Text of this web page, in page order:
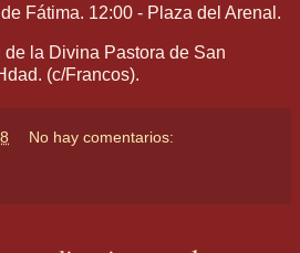
Fátima. 12:00 - Plaza del Arenal.
la Divina Pastora de San
(c/Francos).
No hay comentarios: